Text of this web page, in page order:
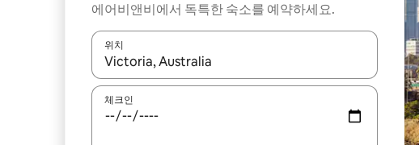
에어비앤비에서 독특한 숙소를 예약하세요.
위치
결과가 나오면 위·아래 화살표 키를 사용하거나 터치 또는 스와
체크인